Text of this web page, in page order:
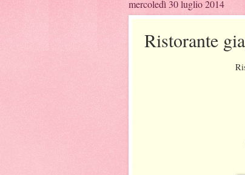
mercoledì 30 luglio 2014
Ristorante